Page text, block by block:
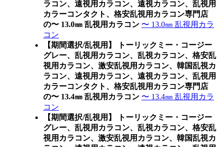
ラコン、遠視用カラコン、遠視カラコン、乱視用
カラーコンタクト、格安乱視用カラコン専門店
の〜 13.0㎜ 乱視用カラコン 〜 13.0㎜ 乱視用カラ
コン
【期間選択/乱視用】 トーリックミー・コージー
グレー、乱視用カラコン、乱視カラコン、格安乱
視用カラコン、激安乱視用カラコン、韓国乱視カ
ラコン、遠視用カラコン、遠視カラコン、乱視用
カラーコンタクト、格安乱視用カラコン専門店
の〜 13.4㎜ 乱視用カラコン 〜 13.4㎜ 乱視用カラ
コン
【期間選択/乱視用】 トーリックミー・コージー
グレー、乱視用カラコン、乱視カラコン、格安乱
視用カラコン、激安乱視用カラコン、韓国乱視カ